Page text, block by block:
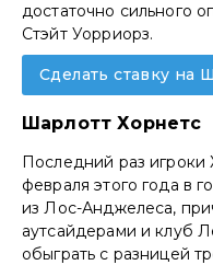
достаточно сильного
Стэйт Уорриорз.
Сделать ставку на
Шарлотт Хорнетс
Последний раз
февраля этого года в
из Лос-Анджелеса,
аутсайдерами и клуб
обыграть с разницей